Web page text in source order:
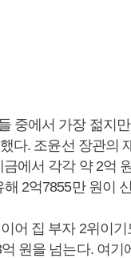
중에서 가장 젊지
다. 조윤선 장관의
에서 각각 약 2억
2억7855만 원이
어 집 부자 2위이
원을 넘는다. 여